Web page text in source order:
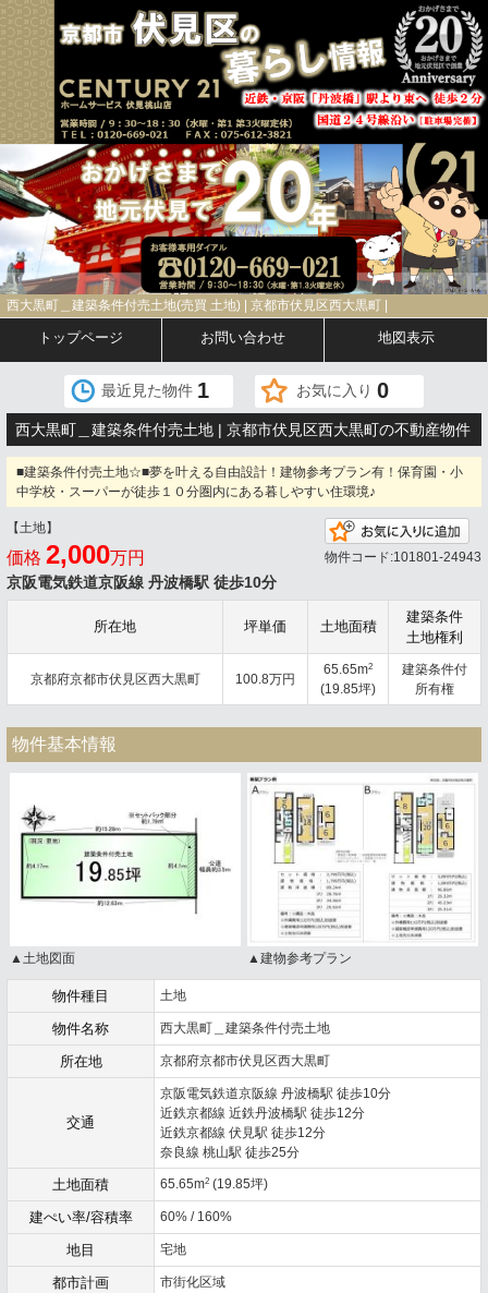
西大黒町＿建築条件付売土地(売買 土地) | 京都市伏見区西大黒町 |
トップページ お問い合わせ 地図表示
最近見た物件 1 お気に入り 0
西大黒町＿建築条件付売土地 | 京都市伏見区西大黒町の不動産物件
■建築条件付売土地☆■夢を叶える自由設計！建物参考プラン有！保育園・小
中学校・スーパーが徒歩１０分圏内にある暮しやすい住環境♪
【土地】
価格 2,000万円
京阪電気鉄道京阪線 丹波橋駅 徒歩10分
物件コード:101801-24943
所在地 坪単価 土地面積
建築条件
土地権利
京都府京都市伏見区西大黒町 100.8万円
65.65m2
(19.85坪)
建築条件付
所有権
物件基本情報
▲土地図面 ▲建物参考プラン
物件種目 土地
物件名称 西大黒町＿建築条件付売土地
所在地 京都府京都市伏見区西大黒町
交通
京阪電気鉄道京阪線 丹波橋駅 徒歩10分
近鉄京都線 近鉄丹波橋駅 徒歩12分
近鉄京都線 伏見駅 徒歩12分
奈良線 桃山駅 徒歩25分
土地面積 65.65m2 (19.85坪)
建ぺい率/容積率 60% / 160%
地目 宅地
都市計画 市街化区域